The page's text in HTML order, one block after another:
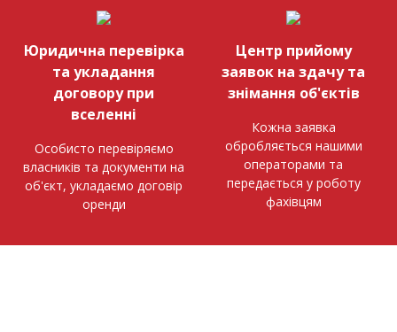
Юридична перевірка
та укладання
договору при
вселенні
Особисто перевіряємо
власників та документи на
об'єкт, укладаємо договір
оренди
Центр прийому
заявок на здачу та
знімання об'єктів
Кожна заявка
обробляється нашими
операторами та
передається у роботу
фахівцям